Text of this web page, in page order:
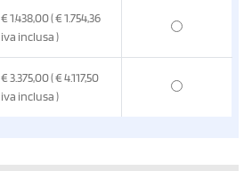
€1.438,00( € 1.754,36
iva inclusa)
€3.375,00( € 4.117,50
iva inclusa)